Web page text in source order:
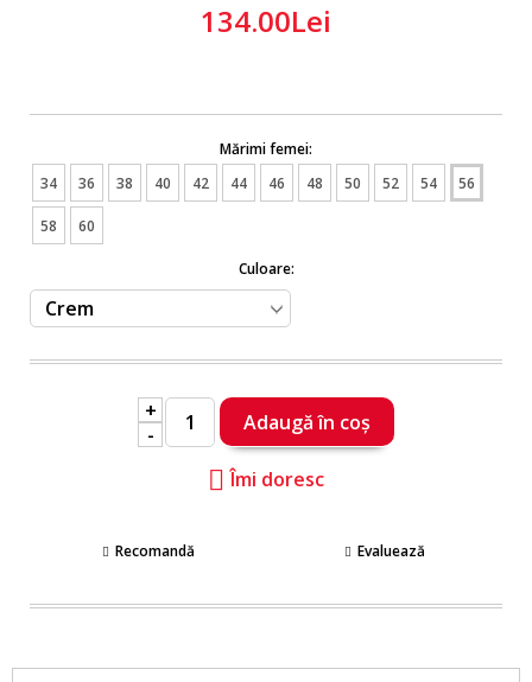
134.00Lei
Mărimi femei:
34
36 38 40 42 44 46 48 50 52 54 56
58 60
Culoare:
+
-
Îmi doresc
Recomandă Evaluează